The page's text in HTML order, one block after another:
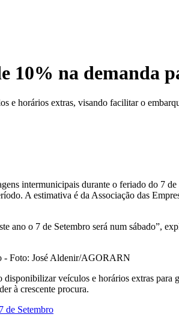
10% na demanda
e horários extras, visando facilitar o
intermunicipais durante o feriado do 7
A estimativa é da Associação das
ano o 7 de Setembro será num sábado”,
- Foto: José Aldenir/AGORARN
veículos e horários extras
à crescente procura.
de Setembro